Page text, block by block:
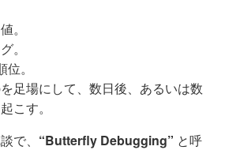
。
。
。
足場にして、数日後、あるいは数
こす。
で、 “Butterfly Debugging” と呼